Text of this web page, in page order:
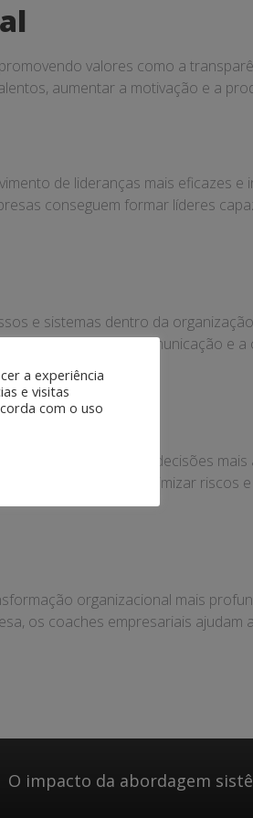
valores como a
aumentar a motivação e a
de lideranças mais eficazes
conseguem formar líderes
e sistemas dentro da
otimizar a comunicação e
conseguem tomar decisões
é possível minimizar riscos
organizacional mais
os coaches empresariais ajudam
O impacto da abordagem
a experiência
e visitas
com o uso